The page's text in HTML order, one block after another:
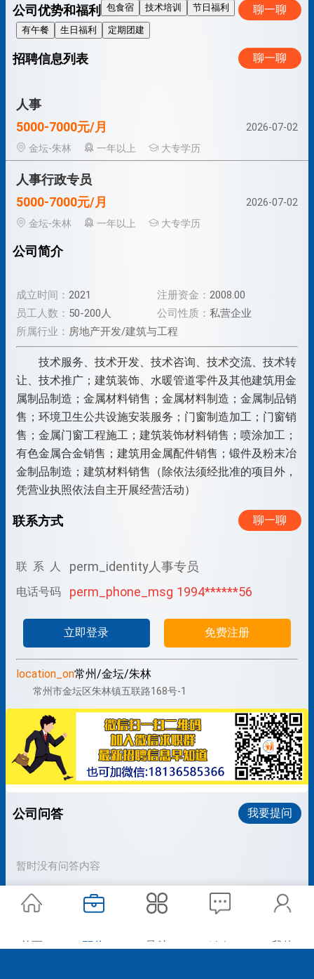
公司优势和福利 聊一聊
包食宿 技术培训 节日福利
有午餐 生日福利 定期团建
招聘信息列表 聊一聊
人事
5000-7000元/月
2026-07-02
金坛-朱林
一年以上 大专学历
人事行政专员
5000-7000元/月
2026-07-02
金坛-朱林
一年以上 大专学历
公司简介
成立时间： 2021 注册资金： 2008.00
员工人数： 50-200人 公司性质： 私营企业
所属行业： 房地产开发/建筑与工程
技术服务、技术开发、技术咨询、技术交流、技术转
让、技术推广；建筑装饰、水暖管道零件及其他建筑用金
属制品制造；金属材料销售；金属材料制造；金属制品销
售；环境卫生公共设施安装服务；门窗制造加工；门窗销
售；金属门窗工程施工；建筑装饰材料销售；喷涂加工；
有色金属合金销售；建筑用金属配件销售；锻件及粉末冶
金制品制造；建筑材料销售（除依法须经批准的项目外，
联系方式 聊一聊
联 系 人 perm_identity人事专员
电话号码 perm_phone_msg 1994******56
立即登录 免费注册
location_on常州/金坛/朱林
常州市金坛区朱林镇五联路168号-1
公司问答 我要提问
暂时没有问答内容
首页 职位 导航 消息 我的